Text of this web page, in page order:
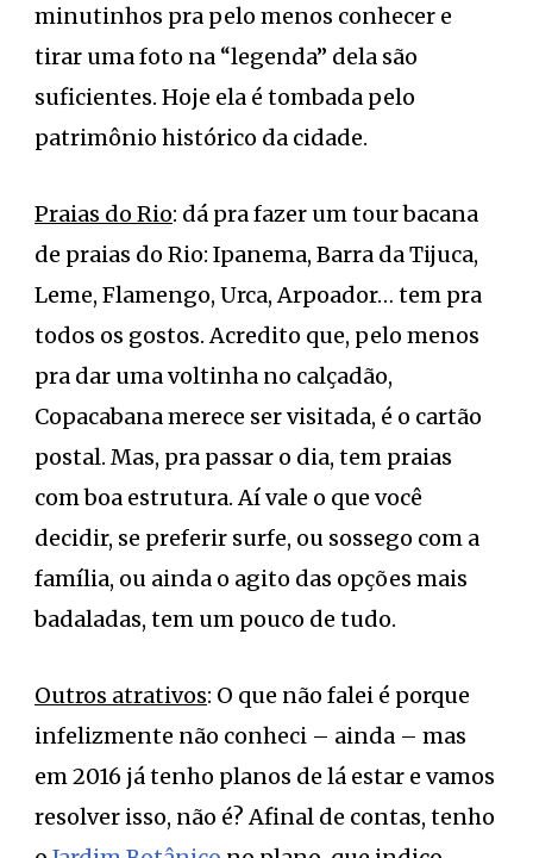
minutinhos pra pelo menos conhecer e
tirar uma foto na “legenda” dela são
suficientes. Hoje ela é tombada pelo
patrimônio histórico da cidade.
Praias do Rio: dá pra fazer um tour bacana
de praias do Rio: Ipanema, Barra da Tijuca,
Leme, Flamengo, Urca, Arpoador… tem pra
todos os gostos. Acredito que, pelo menos
pra dar uma voltinha no calçadão,
Copacabana merece ser visitada, é o cartão
postal. Mas, pra passar o dia, tem praias
com boa estrutura. Aí vale o que você
decidir, se preferir surfe, ou sossego com a
família, ou ainda o agito das opções mais
badaladas, tem um pouco de tudo.
Outros atrativos: O que não falei é porque
infelizmente não conheci – ainda – mas
em 2016 já tenho planos de lá estar e vamos
resolver isso, não é? Afinal de contas, tenho